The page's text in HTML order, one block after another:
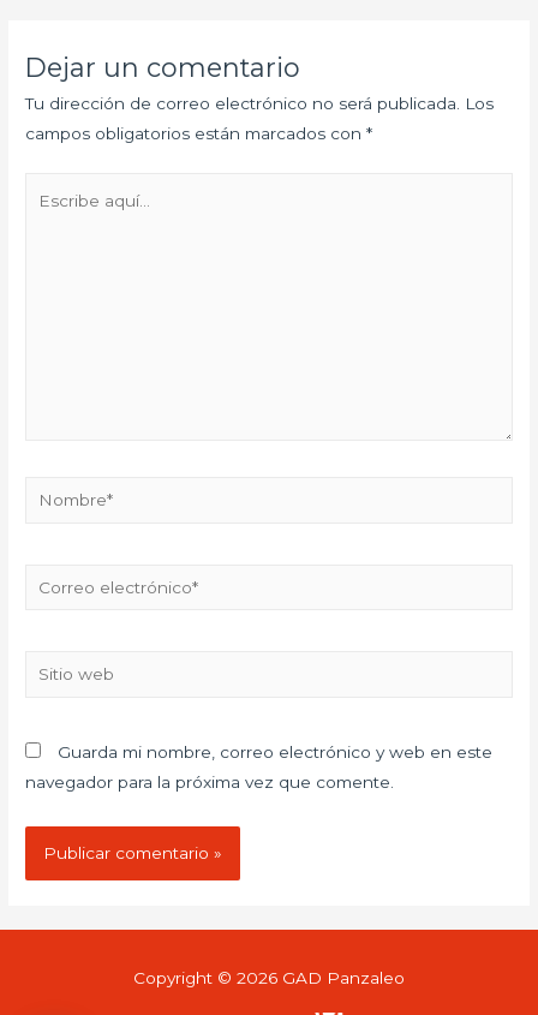
Dejar un comentario
Tu dirección de correo electrónico no será publicada.
Los
campos obligatorios están marcados con*
Guarda mi nombre, correo electrónico y web en este
navegador para la próxima vez que comente.
Copyright © 2026 GAD Panzaleo